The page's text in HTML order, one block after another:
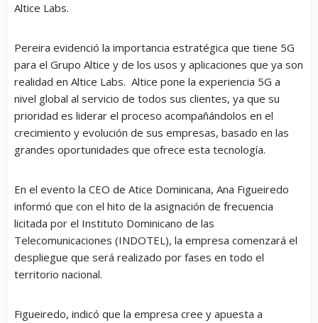
Altice Labs.
Pereira evidenció la importancia estratégica que tiene 5G
para el Grupo Altice y de los usos y aplicaciones que ya son
realidad en Altice Labs. Altice pone la experiencia 5G a
nivel global al servicio de todos sus clientes, ya que su
prioridad es liderar el proceso acompañándolos en el
crecimiento y evolución de sus empresas, basado en las
grandes oportunidades que ofrece esta tecnología.
En el evento la CEO de Atice Dominicana, Ana Figueiredo
informó que con el hito de la asignación de frecuencia
licitada por el Instituto Dominicano de las
Telecomunicaciones (INDOTEL), la empresa comenzará el
despliegue que será realizado por fases en todo el
territorio nacional.
Figueiredo, indicó que la empresa cree y apuesta a